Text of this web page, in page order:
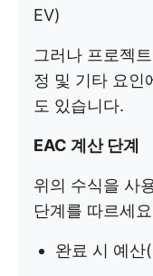
EV)
그러나 프로젝
정 및 기타 요인
도 있습니다.
EAC 계산 단계
위의 수식을 사
단계를 따르세
완료 시 예산